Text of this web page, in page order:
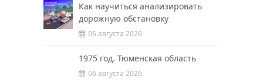
Как научиться анализировать
дорожную обстановку
06 августа 2026
1975 год. Тюменская область
06 августа 2026